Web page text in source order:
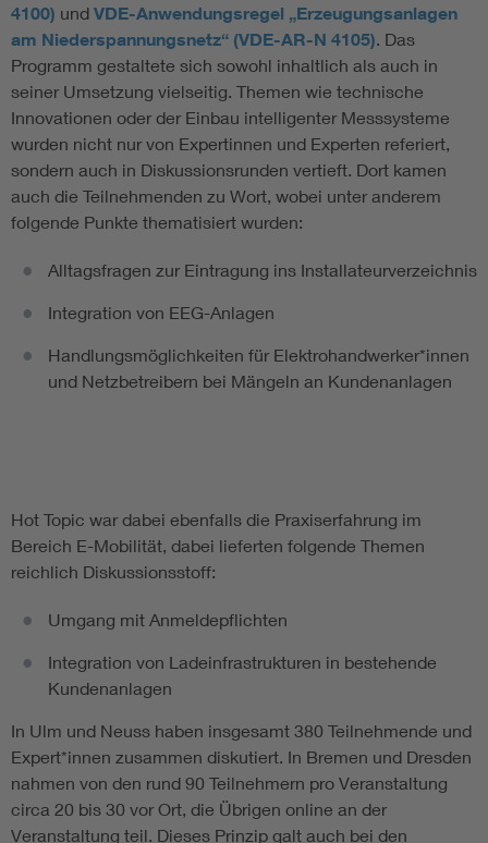
4100) und VDE-Anwendungsregel „Erzeugungsanlagen
am Niederspannungsnetz“ (VDE-AR-N 4105). Das
Programm gestaltete sich sowohl inhaltlich als auch in
seiner Umsetzung vielseitig. Themen wie technische
Innovationen oder der Einbau intelligenter Messsysteme
wurden nicht nur von Expertinnen und Experten referiert,
sondern auch in Diskussionsrunden vertieft. Dort kamen
auch die Teilnehmenden zu Wort, wobei unter anderem
folgende Punkte thematisiert wurden:
Alltagsfragen zur Eintragung ins Installateurverzeichnis
Integration von EEG-Anlagen
Handlungsmöglichkeiten für Elektrohandwerker*innen
und Netzbetreibern bei Mängeln an Kundenanlagen
Hot Topic war dabei ebenfalls die Praxiserfahrung im
Bereich E-Mobilität, dabei lieferten folgende Themen
reichlich Diskussionsstoff:
Umgang mit Anmeldepflichten
Integration von Ladeinfrastrukturen in bestehende
Kundenanlagen
In Ulm und Neuss haben insgesamt 380 Teilnehmende und
Expert*innen zusammen diskutiert. In Bremen und Dresden
nahmen von den rund 90 Teilnehmern pro Veranstaltung
circa 20 bis 30 vor Ort, die Übrigen online an der
Veranstaltung teil. Dieses Prinzip galt auch bei den